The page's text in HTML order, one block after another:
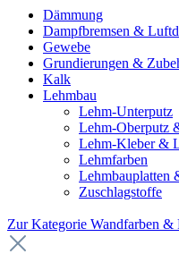
Dämmung
Dampfbremsen &
Gewebe
Grundierungen &
Kalk
Lehmbau
Lehm-Unterputz
Lehm-Oberputz
Lehm-Kleber &
Lehmfarben
Lehmbauplatten
Zuschlagstoffe
Zur Kategorie Wandfarben &